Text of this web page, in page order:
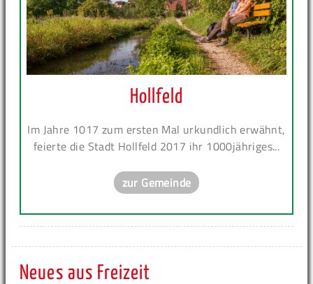
Hollfeld
Im Jahre 1017 zum ersten Mal urkundlich erwähnt,
feierte die Stadt Hollfeld 2017 ihr 1000jähriges...
zur Gemeinde
Neues aus Freizeit